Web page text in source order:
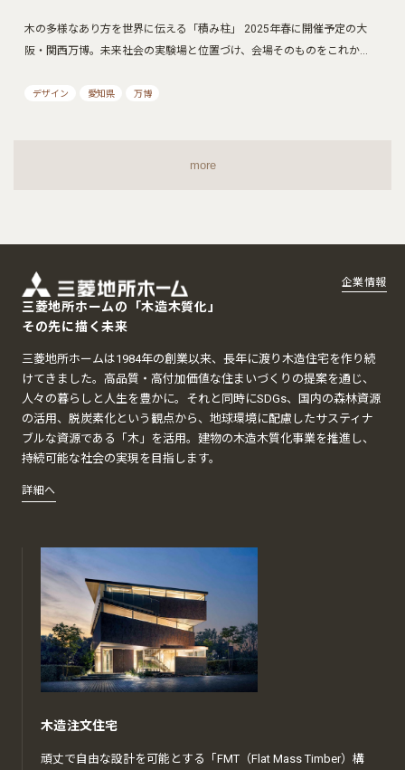
木の多様なあり方を世界に伝える「積み柱」 2025年春に開催予定の大
阪・関西万博。未来社会の実験場と位置づけ、会場そのものをこれか…
デザイン 愛知県 万博
more
三菱地所ホームの「木造木質化」
その先に描く未来
三菱地所ホームは1984年の創業以来、長年に渡り木造住宅を作り続
けてきました。高品質・高付加価値な住まいづくりの提案を通じ、
人々の暮らしと人生を豊かに。それと同時にSDGs、国内の森林資源
の活用、脱炭素化という観点から、地球環境に配慮したサスティナ
ブルな資源である「木」を活用。建物の木造木質化事業を推進し、
持続可能な社会の実現を目指します。
詳細へ
企業情報
木造注文住宅
頑丈で自由な設計を可能とする「FMT（Flat Mass Timber）構